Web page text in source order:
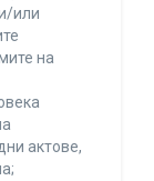
или
на
актове,